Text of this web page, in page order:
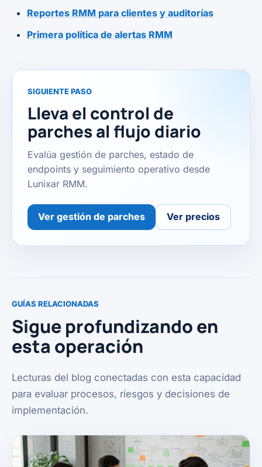
Reportes RMM para clientes y auditorías
Primera política de alertas RMM
SIGUIENTE PASO
Lleva el control de
parches al flujo diario
Evalúa gestión de parches, estado de
endpoints y seguimiento operativo desde
Lunixar RMM.
Ver gestión de parches Ver precios
GUÍAS RELACIONADAS
Sigue profundizando en
esta operación
Lecturas del blog conectadas con esta capacidad
para evaluar procesos, riesgos y decisiones de
implementación.